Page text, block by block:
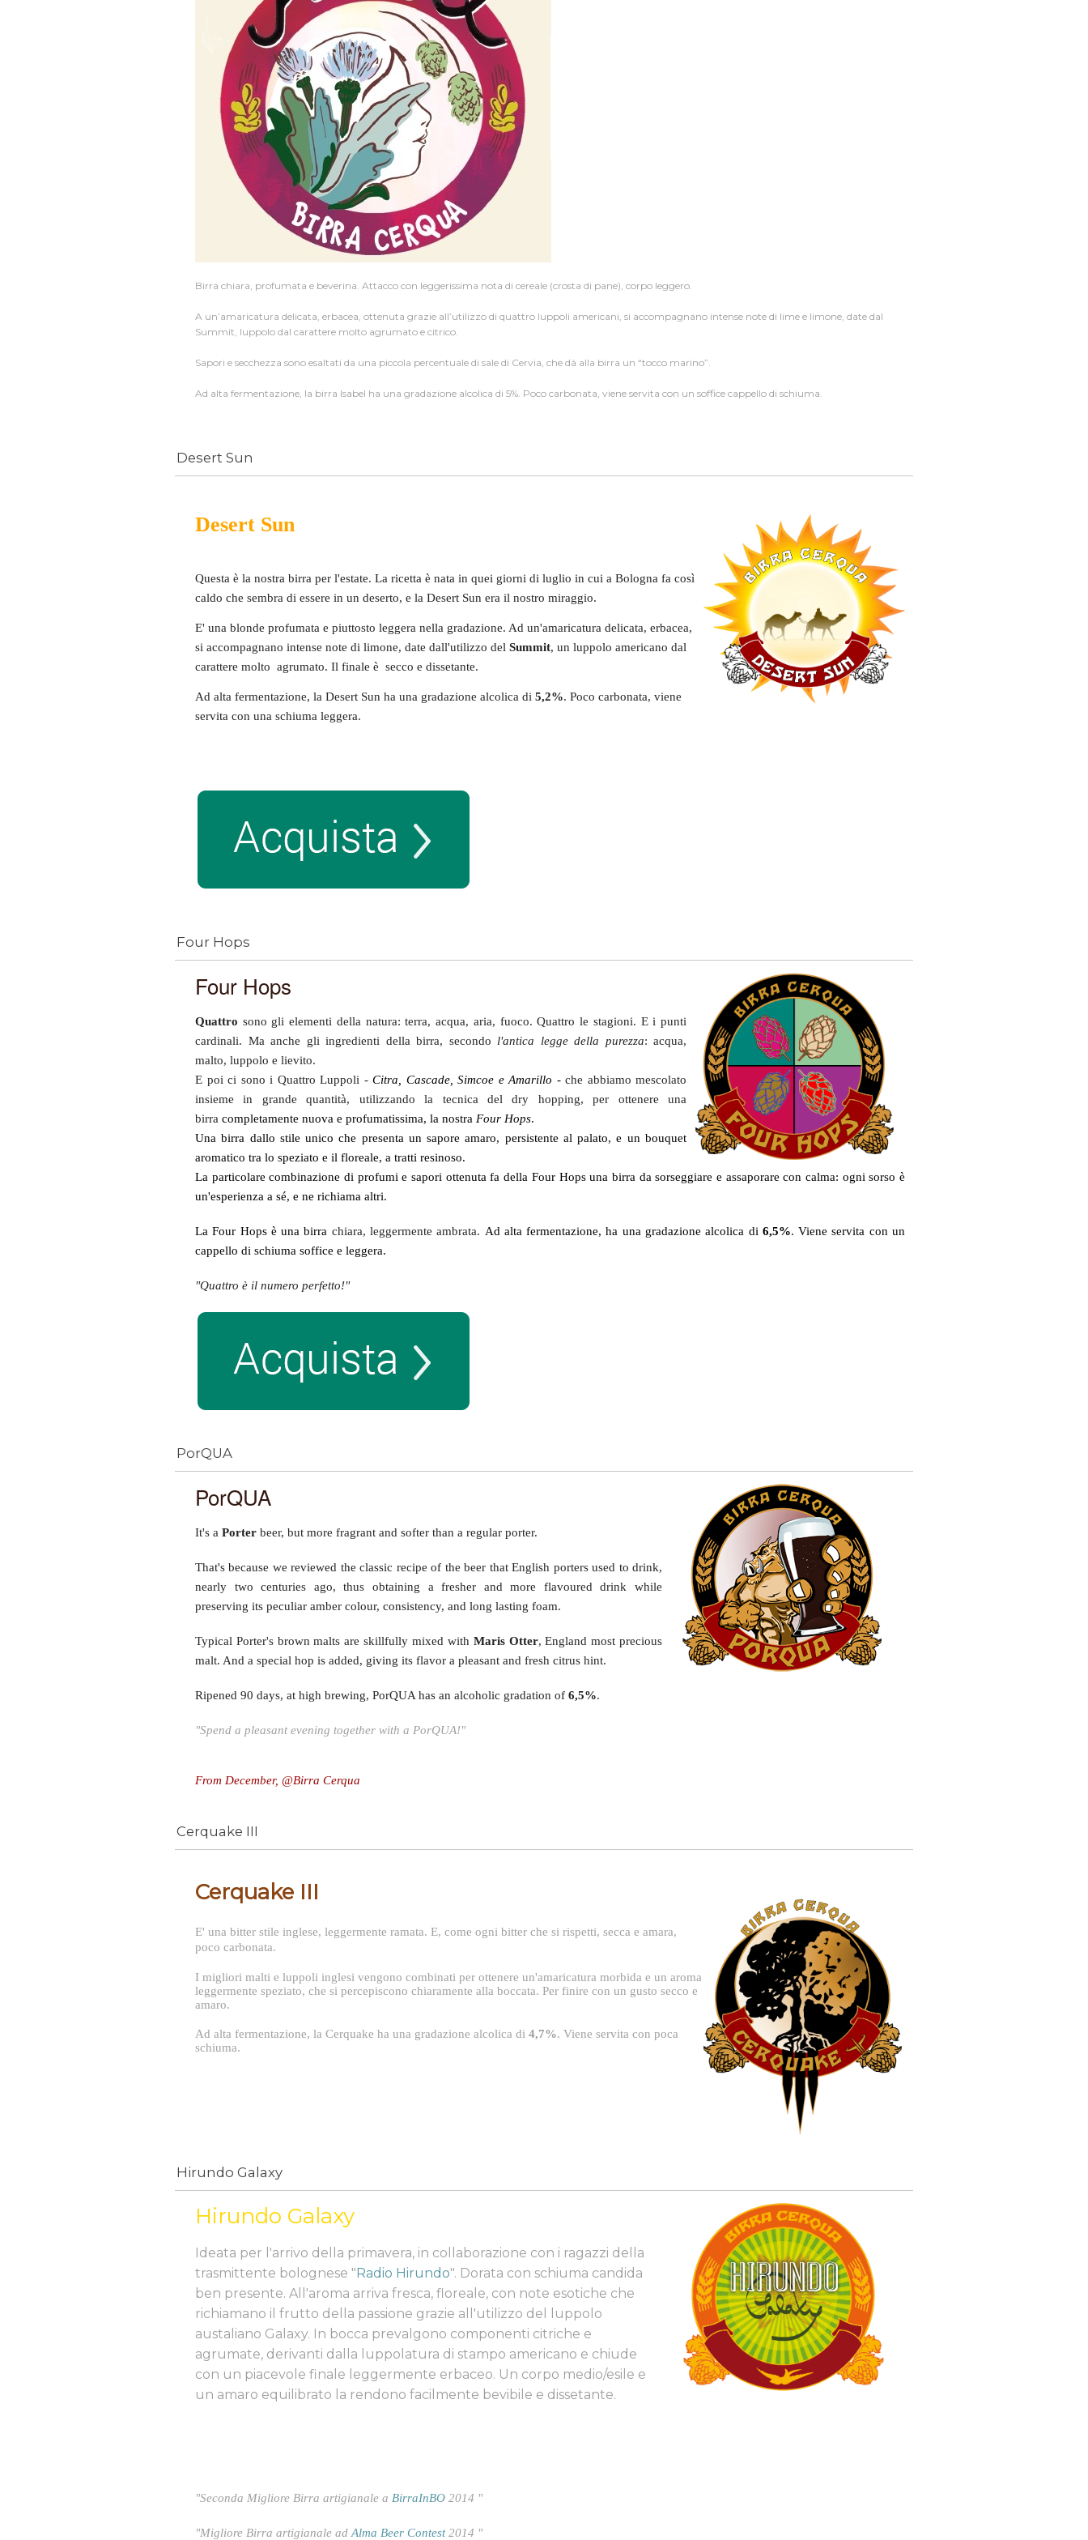
Birra chiara, profumata e beverina. Attacco con leggerissima nota di cereale (crosta di pane), corpo leggero.
A un’amaricatura delicata, erbacea, ottenuta grazie all’utilizzo di quattro luppoli americani, si accompagnano intense note di lime e limone, date dal
Summit, luppolo dal carattere molto agrumato e citrico.
Sapori e secchezza sono esaltati da una piccola percentuale di sale di Cervia, che dà alla birra un “tocco marino”.
Ad alta fermentazione, la birra Isabel ha una gradazione alcolica di 5%. Poco carbonata, viene servita con un soffice cappello di schiuma.
Desert Sun
Desert Sun
Questa è la nostra birra per l'estate. La ricetta è nata in quei giorni di luglio in cui a Bologna fa così
caldo che sembra di essere in un deserto, e la Desert Sun era il nostro miraggio.
E' una blonde profumata e piuttosto leggera nella gradazione. Ad un'amaricatura delicata, erbacea,
si accompagnano intense note di limone, date dall'utilizzo del Summit, un luppolo americano dal
carattere molto agrumato. Il finale è secco e dissetante.
Ad alta fermentazione, la Desert Sun ha una gradazione alcolica di 5,2%. Poco carbonata, viene
servita con una schiuma leggera.
Four Hops
Four Hops
Quattro sono gli elementi della natura: terra, acqua, aria, fuoco. Quattro le stagioni. E i punti
cardinali. Ma anche gli ingredienti della birra, secondo l'antica legge della purezza: acqua,
malto, luppolo e lievito.
E poi ci sono i Quattro Luppoli - Citra, Cascade, Simcoe e Amarillo - che abbiamo mescolato
insieme in grande quantità, utilizzando la tecnica del dry hopping, per ottenere una
birra completamente nuova e profumatissima, la nostra Four Hops.
Una birra dallo stile unico che presenta un sapore amaro, persistente al palato, e un bouquet
aromatico tra lo speziato e il floreale, a tratti resinoso.
La particolare combinazione di profumi e sapori ottenuta fa della Four Hops una birra da sorseggiare e assaporare con calma: ogni sorso è
un'esperienza a sé, e ne richiama altri.
La Four Hops è una birra chiara, leggermente ambrata. Ad alta fermentazione, ha una gradazione alcolica di 6,5%. Viene servita con un
cappello di schiuma soffice e leggera.
"Quattro è il numero perfetto!"
PorQUA
PorQUA
It's a Porter beer, but more fragrant and softer than a regular porter.
That's because we reviewed the classic recipe of the beer that English porters used to drink,
nearly two centuries ago, thus obtaining a fresher and more flavoured drink while
preserving its peculiar amber colour, consistency, and long lasting foam.
Typical Porter's brown malts are skillfully mixed with Maris Otter,England most precious
malt. And a special hop is added, giving its flavor a pleasant and fresh citrus hint.
Ripened 90 days, at high brewing, PorQUA has an alcoholic gradation of 6,5%.
"Spend a pleasant evening together with a PorQUA!"
From December, @Birra Cerqua
Cerquake III
Cerquake III
E' una bitter stile inglese, leggermente ramata. E, come ogni bitter che si rispetti, secca e amara,
poco carbonata.
I migliori malti e luppoli inglesi vengono combinati per ottenere un'amaricatura morbida e un aroma
leggermente speziato, che si percepiscono chiaramente alla boccata. Per finire con un gusto secco e
amaro.
Ad alta fermentazione, la Cerquake ha una gradazione alcolica di 4,7%. Viene servita con poca
schiuma.
Hirundo Galaxy
Hirundo Galaxy
Ideata per l'arrivo della primavera, in collaborazione con i ragazzi della
trasmittente bolognese " Radio Hirundo". Dorata con schiuma candida
ben presente. All'aroma arriva fresca, floreale, con note esotiche che
richiamano il frutto della passione grazie all'utilizzo del luppolo
austaliano Galaxy. In bocca prevalgono componenti citriche e
agrumate, derivanti dalla luppolatura di stampo americano e chiude
con un piacevole finale leggermente erbaceo. Un corpo medio/esile e
un amaro equilibrato la rendono facilmente bevibile e dissetante.
"Seconda Migliore Birra artigianale a BirraInBO 2014 "
"Migliore Birra artigianale adAlma Beer Contest2014 "